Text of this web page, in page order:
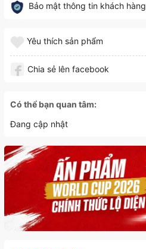
Bảo mật thông tin khách hàng
Yêu thích sản phẩm
Chia sẻ lên facebook
Có thể bạn quan tâm:
Đang cập nhật